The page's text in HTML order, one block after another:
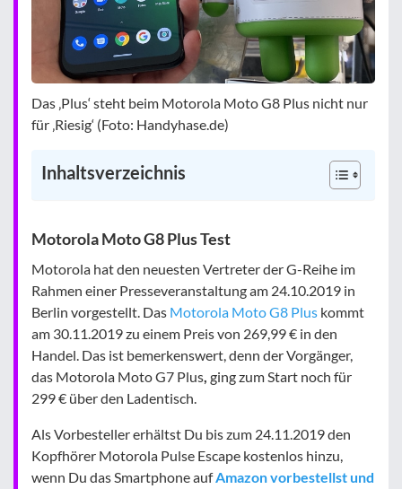
Das ‚Plus‘ steht beim Motorola Moto G8 Plus nicht nur
für ‚Riesig‘ (Foto: Handyhase.de)
Inhaltsverzeichnis
Motorola Moto G8 Plus Test
Motorola hat den neuesten Vertreter der G-Reihe im
Rahmen einer Presseveranstaltung am 24.10.2019 in
Berlin vorgestellt. Das Motorola Moto G8 Plus kommt
am 30.11.2019 zu einem Preis von 269,99 € in den
Handel. Das ist bemerkenswert, denn der Vorgänger,
das Motorola Moto G7 Plus, ging zum Start noch für
299 € über den Ladentisch.
Als Vorbesteller erhältst Du bis zum 24.11.2019 den
Kopfhörer Motorola Pulse Escape kostenlos hinzu,
wenn Du das Smartphone aufAmazon vorbestellst und